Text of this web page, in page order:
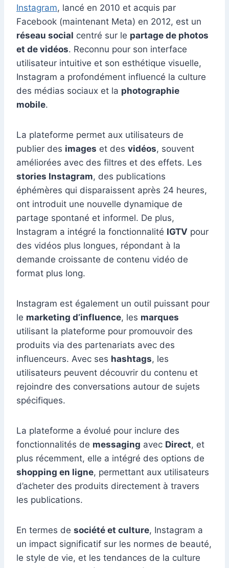
Instagram, lancé en 2010 et acquis par
Facebook (maintenant Meta) en 2012, est un
réseau social centré sur le partage de photos
et de vidéos. Reconnu pour son interface
utilisateur intuitive et son esthétique visuelle,
Instagram a profondément influencé la culture
des médias sociaux et la photographie
mobile.
La plateforme permet aux utilisateurs de
publier des images et des vidéos, souvent
améliorées avec des filtres et des effets. Les
stories Instagram, des publications
éphémères qui disparaissent après 24 heures,
ont introduit une nouvelle dynamique de
partage spontané et informel. De plus,
Instagram a intégré la fonctionnalité IGTV pour
des vidéos plus longues, répondant à la
demande croissante de contenu vidéo de
format plus long.
Instagram est également un outil puissant pour
le marketing d’influence, les marques
utilisant la plateforme pour promouvoir des
produits via des partenariats avec des
influenceurs. Avec ses hashtags, les
utilisateurs peuvent découvrir du contenu et
rejoindre des conversations autour de sujets
spécifiques.
La plateforme a évolué pour inclure des
fonctionnalités de messaging avec Direct, et
plus récemment, elle a intégré des options de
shopping en ligne, permettant aux utilisateurs
d’acheter des produits directement à travers
les publications.
En termes de société et culture, Instagram a
un impact significatif sur les normes de beauté,
le style de vie, et les tendances de la culture